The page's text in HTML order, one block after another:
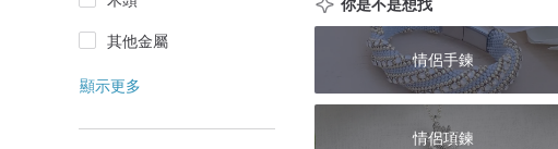
其他金屬
顯示更多
情侶手鍊
情侶項鍊